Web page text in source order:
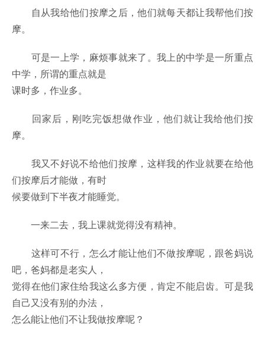
自从我给他们按摩之后，他们就每天都让我帮他们按
摩。
可是一上学，麻烦事就来了。我上的中学是一所重点
中学，所谓的重点就是
课时多，作业多。
回家后，刚吃完饭想做作业，他们就让我给他们按
摩。
我又不好说不给他们按摩，这样我的作业就要在给他
们按摩后才能做，有时
候要做到下半夜才能睡觉。
一来二去，我上课就觉得没有精神。
这样可不行，怎么才能让他们不做按摩呢，跟爸妈说
吧，爸妈都是老实人，
觉得在他们家住给我这么多方便，肯定不能启齿。可是我
自己又没有别的办法，
怎么能让他们不让我做按摩呢？